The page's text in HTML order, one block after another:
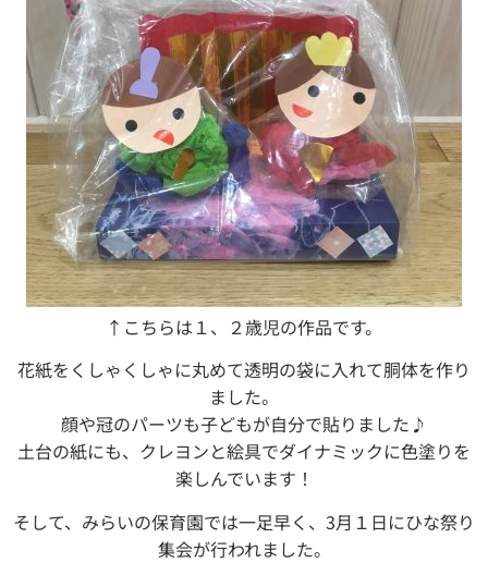
↑こちらは１、２歳児の作品です。
花紙をくしゃくしゃに丸めて透明の袋に入れて胴体を作り
ました。
顔や冠のパーツも子どもが自分で貼りました♪
土台の紙にも、クレヨンと絵具でダイナミックに色塗りを
楽しんでいます！
そして、みらいの保育園では一足早く、3月１日にひな祭り
集会が行われました。